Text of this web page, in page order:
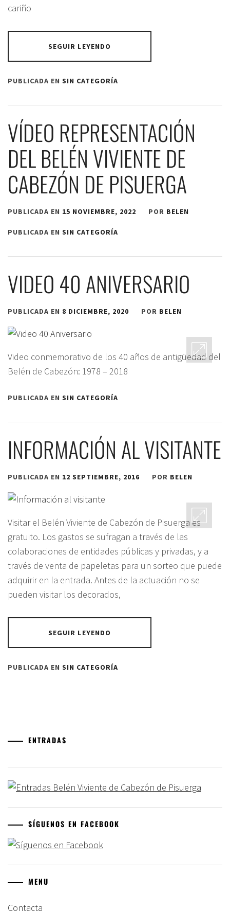
cariño
SEGUIR LEYENDO
PUBLICADA EN SIN CATEGORÍA
VÍDEO REPRESENTACIÓN
DEL BELÉN VIVIENTE DE
CABEZÓN DE PISUERGA
PUBLICADA EN 15 NOVIEMBRE, 2022 POR BELEN
PUBLICADA EN SIN CATEGORÍA
VIDEO 40 ANIVERSARIO
PUBLICADA EN 8 DICIEMBRE, 2020 POR BELEN
Video conmemorativo de los 40 años de antigüedad del
Belén de Cabezón: 1978 – 2018
PUBLICADA EN SIN CATEGORÍA
INFORMACIÓN AL VISITANTE
PUBLICADA EN 12 SEPTIEMBRE, 2016 POR BELEN
Visitar el Belén Viviente de Cabezón de Pisuerga es
gratuito. Los gastos se sufragan a través de las
colaboraciones de entidades públicas y privadas, y a
través de venta de papeletas para un sorteo que puede
adquirir en la entrada. Antes de la actuación no se
pueden visitar los decorados,
SEGUIR LEYENDO
PUBLICADA EN SIN CATEGORÍA
ENTRADAS
SÍGUENOS EN FACEBOOK
MENU
Contacta